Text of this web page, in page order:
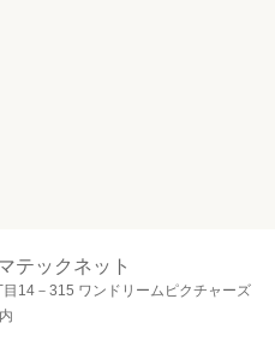
テックネット
14－315 ワンドリームピクチャーズ
内